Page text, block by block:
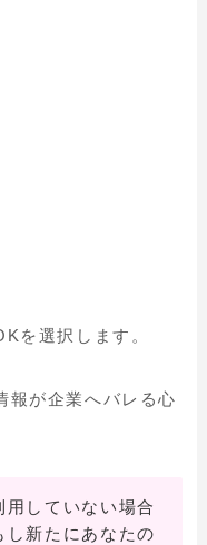
を選択します。
報が企業へバレる心
していない場合
し新たにあなたの